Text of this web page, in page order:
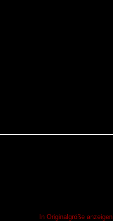
In Originalgröße anzeigen